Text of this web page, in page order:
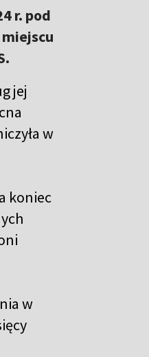
r. pod
jej
w
koniec
w